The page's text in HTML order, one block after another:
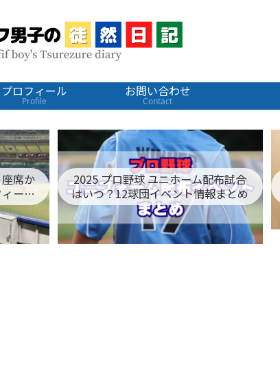
プロフィール
Profile
お問い合わせ
Contact
席か
ール
2025 プロ野球 ユニホーム配布試合
はいつ？12球団イベント情報まとめ